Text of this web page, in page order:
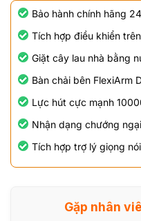
Bảo hành chính hãng
Tích hợp điều khiển
Giặt cây lau nhà bằng
Bàn chải bên FlexiArm
Lực hút cực mạnh
Nhận dạng chướng
Tích hợp trợ lý giọng
Gặp nhân